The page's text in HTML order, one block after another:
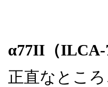
α77II（ILCA-
正直なところ